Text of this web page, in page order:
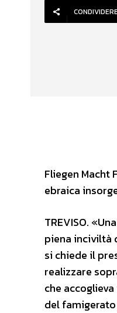
Fliegen Macht
ebraica
TREVISO.
piena inciviltà
si chiede il
realizzare
che
del